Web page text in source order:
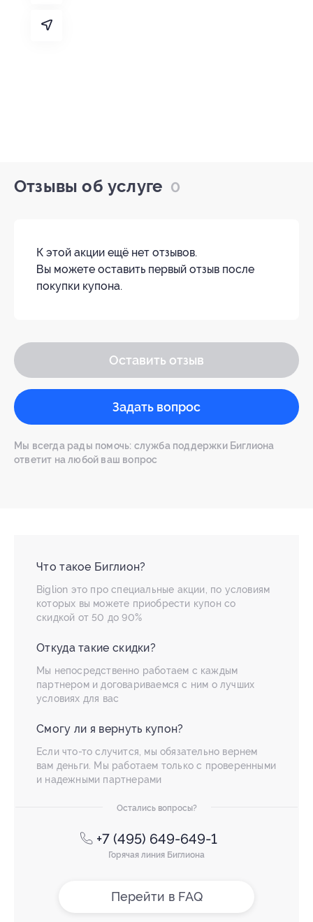
Отзывы об услуге 0
К этой акции ещё нет отзывов.
Вы можете оставить первый отзыв после
покупки купона.
Оставить отзыв
Задать вопрос
Мы всегда рады помочь: служба поддержки Биглиона
ответит на любой ваш вопрос
Что такое Биглион?
Biglion это про специальные акции, по условиям
которых вы можете приобрести купон со
скидкой от 50 до 90%
Откуда такие скидки?
Мы непосредственно работаем с каждым
партнером и договариваемся с ним о лучших
условиях для вас
Смогу ли я вернуть купон?
Если что-то случится, мы обязательно вернем
вам деньги. Мы работаем только с проверенными
и надежными партнерами
Остались вопросы?
+7 (495) 649-649-1
Горячая линия Биглиона
Перейти в FAQ